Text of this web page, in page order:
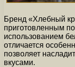
Бренд «Хлебный
приготовленным
использованием
отличается
позволяет
вкусами.